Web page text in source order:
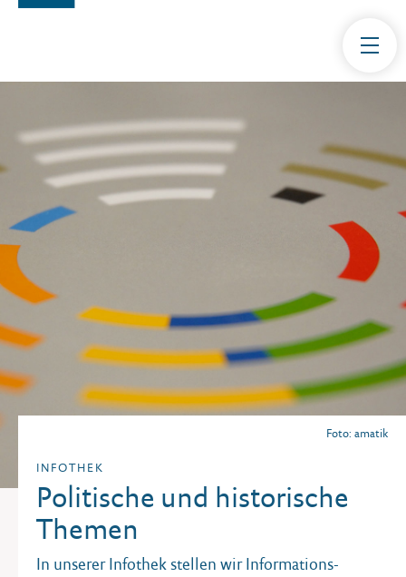
Foto: amatik
INFOTHEK
Politische und historische
Themen
In unserer Infothek stellen wir Informations­